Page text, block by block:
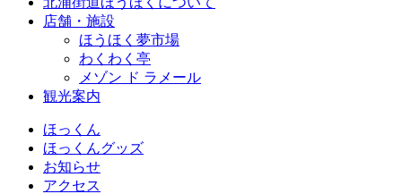
店舗・施設
ほうほく夢市場
わくわく亭
メゾン ド ラメール
観光案内
ほっくん
ほっくんグッズ
お知らせ
アクセス